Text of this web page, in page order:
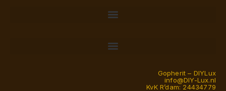
Gopherit – DIYLux
info@DIY-Lux.nl
KvK R’dam: 24434779